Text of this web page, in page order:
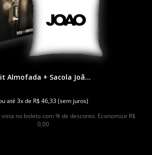
Almofada + Sacola Joã...
até 3x de R$ 46,33 (sem juros)
vista no boleto com % de desconto. Economize R$
0,00